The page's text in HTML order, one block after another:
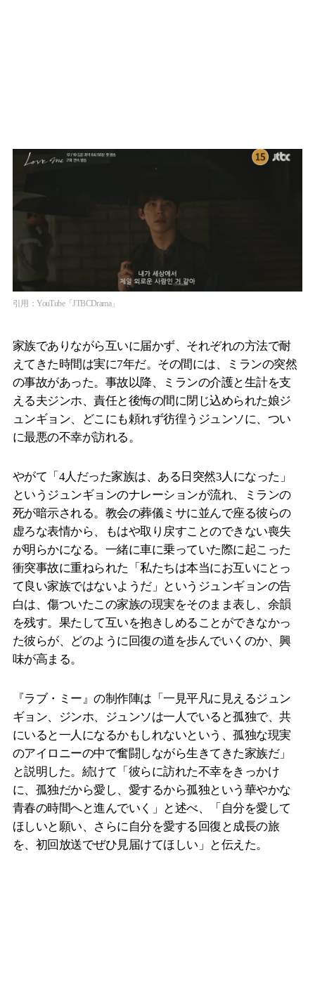
引用：YouTube「JTBCDrama」
家族でありながら互いに届かず、それぞれの方法で耐
えてきた時間は実に7年だ。その間には、ミランの突然
の事故があった。事故以降、ミランの介護と生計を支
える夫ジンホ、責任と後悔の間に閉じ込められた娘ジ
ュンギョン、どこにも頼れず彷徨うジュンソに、つい
に最悪の不幸が訪れる。
やがて「4人だった家族は、ある日突然3人になった」
というジュンギョンのナレーションが流れ、ミランの
死が暗示される。教会の葬儀ミサに並んで座る彼らの
虚ろな表情から、もはや取り戻すことのできない喪失
が明らかになる。一緒に車に乗っていた際に起こった
衝突事故に重ねられた「私たちは本当にお互いにとっ
て良い家族ではないようだ」というジュンギョンの告
白は、傷ついたこの家族の現実をそのまま表し、余韻
を残す。果たして互いを抱きしめることができなかっ
た彼らが、どのように回復の道を歩んでいくのか、興
味が高まる。
『ラブ・ミー』の制作陣は「一見平凡に見えるジュン
ギョン、ジンホ、ジュンソは一人でいると孤独で、共
にいると一人になるかもしれないという、孤独な現実
のアイロニーの中で奮闘しながら生きてきた家族だ」
と説明した。続けて「彼らに訪れた不幸をきっかけ
に、孤独だから愛し、愛するから孤独という華やかな
青春の時間へと進んでいく」と述べ、「自分を愛して
ほしいと願い、さらに自分を愛する回復と成長の旅
を、初回放送でぜひ見届けてほしい」と伝えた。